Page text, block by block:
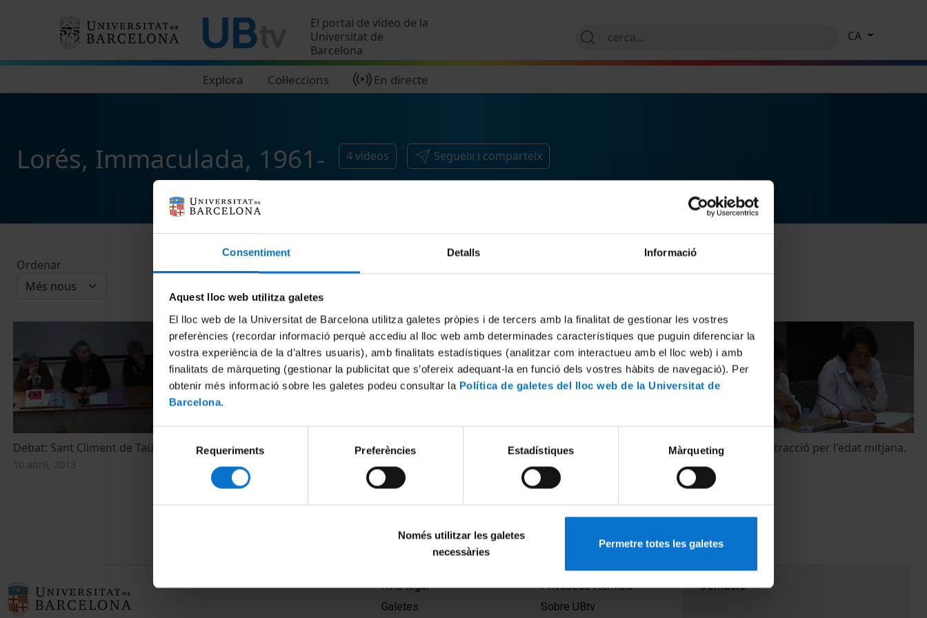
Consentiment Detalls Informació
Aquest lloc web utilitza galetes
El lloc web de la Universitat de Barcelona utilitza galetes pròpies i de tercers amb la finalitat de gestionar les vostres
preferències (recordar informació perquè accediu al lloc web amb determinades característiques que puguin diferenciar la
vostra experiència de la d’altres usuaris), amb finalitats estadístiques (analitzar com interactueu amb el lloc web) i amb
finalitats de màrqueting (gestionar la publicitat que s’ofereix adequant-la en funció dels vostres hàbits de navegació). Per
obtenir més informació sobre les galetes podeu consultar la Política de galetes del lloc web de la Universitat de
Barcelona.
Selecció
consentiment
Requeriments Preferències Estadístiques Màrqueting
Només utilitzar les galetes
necessàries
Permetre totes les galetes
El portal de vídeo de la
Universitat de
Barcelona
Explora Col·leccions En directe
CA
Lorés, Immaculada, 1961- 4vídeos Segueix i comparteix
Ordenar
Debat: Sant Climent de Taüll
10 abril, 2013
Conferència: 'De la monumentalització
del museu a la museïtzació de l'esglesia:
les presentacions de Sant Climent de
Taüll al segle XX'
Els museus i l'atracció per l'edat mitjana
per Immaculada Lorés
3 juny, 2009
Els museus i l'atracció per l'edat mitjana.
Taula rodona
3 juny, 2009
Avís legal
Galetes
Privadesa i termes
Sobre UBtv
Contacte